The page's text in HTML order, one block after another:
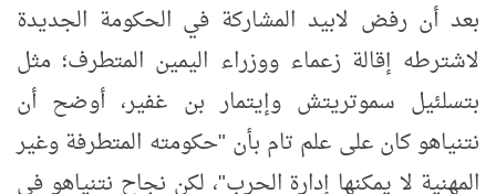
بعد أن رفض لابيد المشاركة في الحكومة الجديدة
لاشترطه إقالة زعماء ووزراء اليمين المتطرف؛ مثل
بتسلئيل سموتريتش وإيتمار بن غفير، أوضح أن
نتنياهو كان على علم تام بأن "حكومته المتطرفة وغير
المهنية لا يمكنها إدارة الحرب"، لكن نجاح نتنياهو في